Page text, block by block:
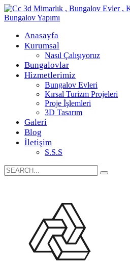
Anasayfa
Kurumsal
Nasıl Çalışıyoruz
Bungalovlar
Hizmetlerimiz
Bungalov Evleri
Kırsal Turizm Projeleri
Proje İşlemleri
3D Tasarım
Galeri
Blog
İletişim
S.S.S
Search
for: